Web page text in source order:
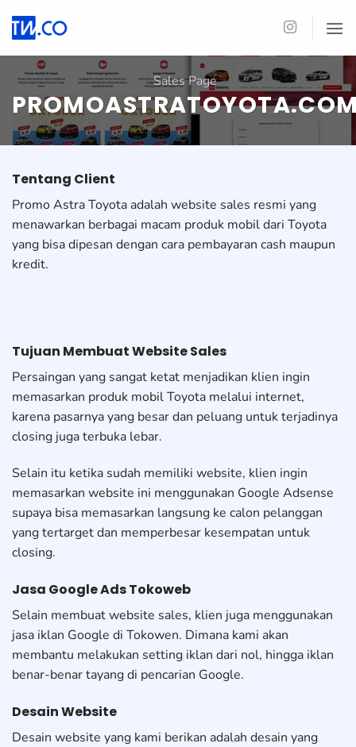
Sales Page
Tentang Client
Promo Astra Toyota adalah website sales resmi yang
menawarkan berbagai macam produk mobil dari Toyota
yang bisa dipesan dengan cara pembayaran cash maupun
kredit.
Tujuan Membuat Website Sales
Persaingan yang sangat ketat menjadikan klien ingin
memasarkan produk mobil Toyota melalui internet,
karena pasarnya yang besar dan peluang untuk terjadinya
closing juga terbuka lebar.
Selain itu ketika sudah memiliki website, klien ingin
memasarkan website ini menggunakan Google Adsense
supaya bisa memasarkan langsung ke calon pelanggan
yang tertarget dan memperbesar kesempatan untuk
closing.
Jasa Google Ads Tokoweb
Selain membuat website sales, klien juga menggunakan
jasa iklan Google di Tokowen. Dimana kami akan
membantu melakukan setting iklan dari nol, hingga iklan
benar-benar tayang di pencarian Google.
Desain Website
Desain website yang kami berikan adalah desain yang